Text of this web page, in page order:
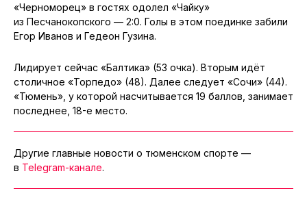
«Черноморец» в гостях одолел «Чайку»
из Песчанокопского — 2:0. Голы в этом поединке забили
Егор Иванов и Гедеон Гузина.
Лидирует сейчас «Балтика» (53 очка). Вторым идёт
столичное «Торпедо» (48). Далее следует «Сочи» (44).
«Тюмень», у которой насчитывается 19 баллов, занимает
последнее, 18-е место.
Другие главные новости о тюменском спорте —
в Telegram-канале.